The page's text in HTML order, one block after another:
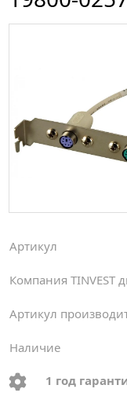
Артикул
Компания TINVEST
Артикул
Наличие
1 год